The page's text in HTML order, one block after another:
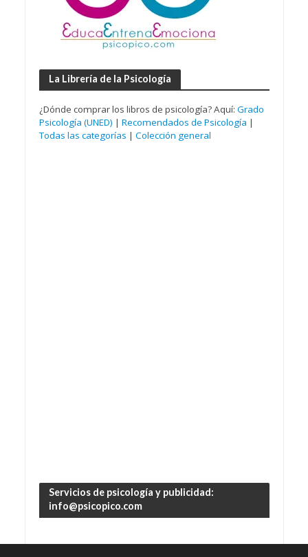
La Librería de la Psicología
¿Dónde comprar los libros de psicología? Aquí: Grado
Psicología (UNED) | Recomendados de Psicología |
Todas las categorías | Colección general
Servicios de psicología y publicidad:
info@psicopico.com